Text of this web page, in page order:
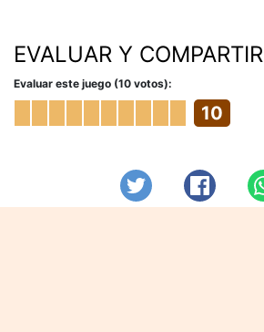
EVALUAR Y COMPARTIR
Evaluar este juego (10 votos):
10